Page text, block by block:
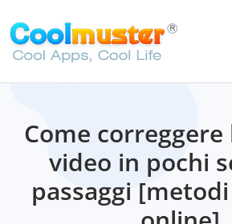
Come
video in pochi
passaggi